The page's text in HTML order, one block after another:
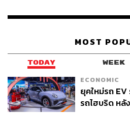
แรงงานข้ามชาติเองก็ตัดสิน
ข้อจำกัดเชิงนโยบาย โดยเฉ
กองทุนสุขภาพในระยะยาว (
กระทรวงสาธารณสุข)
ทางแก้ที่พยายามเสนอให้เกิดรูปธ
ระบบประกันสุขภาพของแรงงาน
MOST
TODAY WEEK
ECONOMIC
ยุคใหม่รถ EV
รถไฮบริด ห